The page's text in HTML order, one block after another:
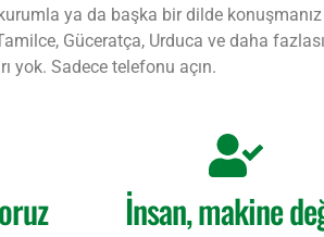
ya da başka bir dilde
Güceratça, Urduca ve daha
yok. Sadece telefonu açın.
İnsan, makine